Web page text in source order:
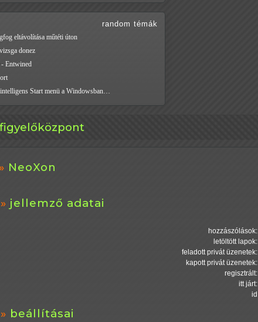
NeoXon
jellemző adatai
hozzászólások:
letöltött lapok:
feladott privát üzenetek:
kapott privát üzenetek:
regisztrált:
itt járt:
id
beállításai
random témák
eltávolítása műtéti úton
donez
Entwined
intelligens Start menü a Windowsban…